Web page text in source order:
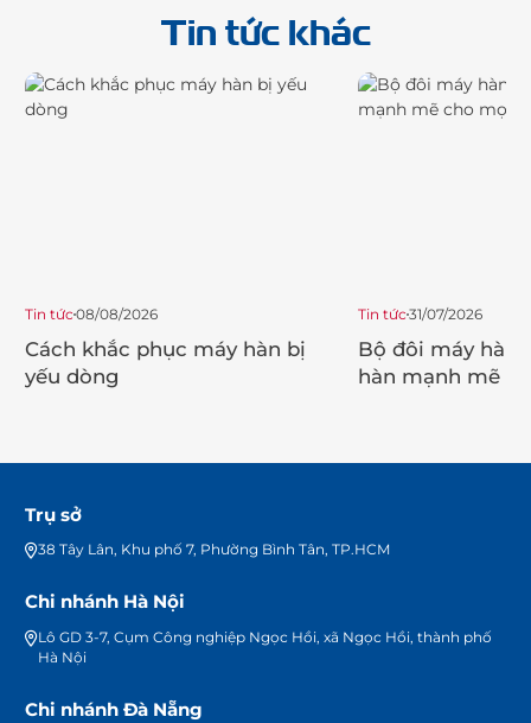
Tin tức khác
Tin tức08/08/2026
Cách khắc phục máy hàn bị
yếu dòng
Tin tức31/07/2026
Bộ đôi máy hàn
hàn mạnh mẽ
Trụ sở
38 Tây Lân, Khu phố 7, Phường Bình Tân, TP.HCM
Chi nhánh Hà Nội
Lô GD 3-7, Cụm Công nghiệp Ngọc Hồi, xã Ngọc Hồi, thành phố
Hà Nội
Chi nhánh Đà Nẵng